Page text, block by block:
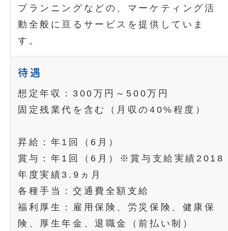
プランニングなどの、マーケティング活
動全般に亘るサービスを提供していま
す。
待遇
想定年収：300万円～500万円
固定残業代を含む（月収の40%程度）
昇給：年1回（6月）
賞与：年1回（6月）※賞与支給実績2018
年度実績3.9ヵ月
各種手当：交通費全額支給
福利厚生：雇用保険、労災保険、健康保
険、厚生年金、退職金（前払い制）